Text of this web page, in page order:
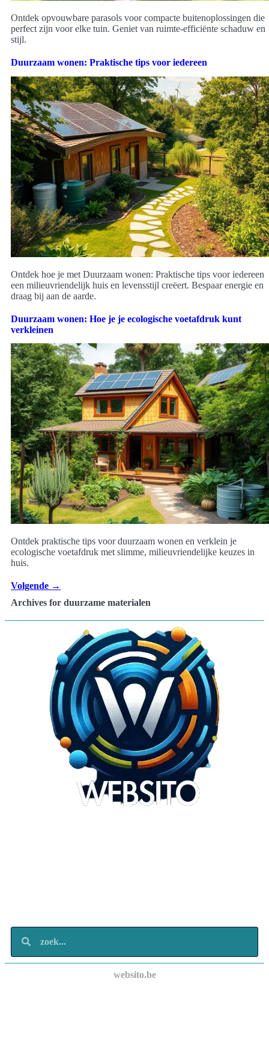
Ontdek opvouwbare parasols voor compacte buitenoplossingen die
perfect zijn voor elke tuin. Geniet van ruimte-efficiënte schaduw en
stijl.
Duurzaam wonen: Praktische tips voor iedereen
Ontdek hoe je met Duurzaam wonen: Praktische tips voor iedereen
een milieuvriendelijk huis en levensstijl creëert. Bespaar energie en
draag bij aan de aarde.
Duurzaam wonen: Hoe je je ecologische voetafdruk kunt
verkleinen
Ontdek praktische tips voor duurzaam wonen en verklein je
ecologische voetafdruk met slimme, milieuvriendelijke keuzes in
huis.
Volgende →
Archives for duurzame materialen
websito.be